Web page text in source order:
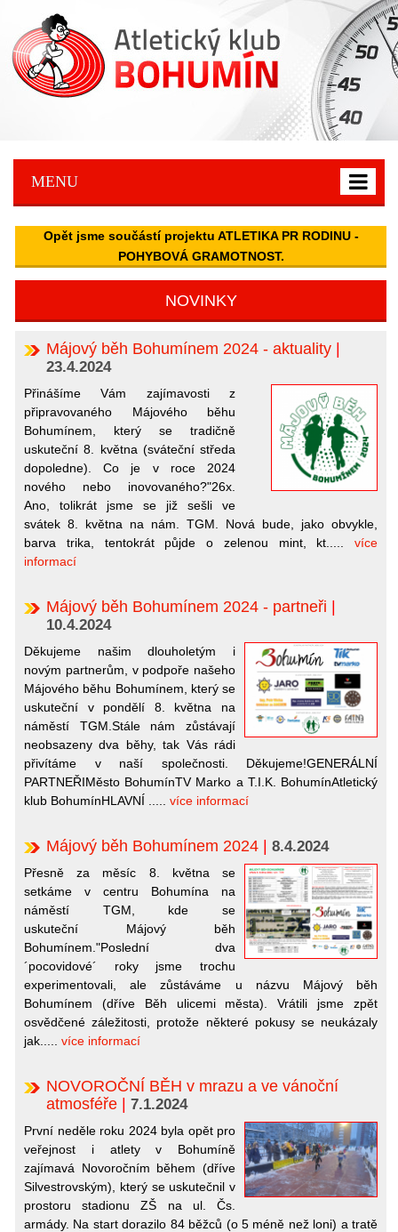
Atletický klub Bohumín
MENU
Opět jsme součástí projektu ATLETIKA PR RODINU -
POHYBOVÁ GRAMOTNOST.
NOVINKY
Májový běh Bohumínem 2024 - aktuality
23.4.2024
Přinášíme Vám zajímavosti z
připravovaného Májového běhu
Bohumínem, který se tradičně
uskuteční 8. května (sváteční středa
dopoledne). Co je v roce 2024
nového nebo inovovaného?"26x.
Ano, tolikrát jsme se již sešli ve
svátek 8. května na nám. TGM. Nová bude, jako obvykle,
barva trika, tentokrát půjde o zelenou mint, kt..... více
informací
Májový běh Bohumínem 2024 - partneři
10.4.2024
Děkujeme našim dlouholetým i
novým partnerům, v podpoře našeho
Májového běhu Bohumínem, který se
uskuteční v pondělí 8. května na
náměstí TGM.Stále nám zůstávají
neobsazeny dva běhy, tak Vás rádi
přivítáme v naší společnosti. Děkujeme!GENERÁLNÍ
PARTNEŘIMěsto BohumínTV Marko a T.I.K. BohumínAtletický
klub BohumínHLAVNÍ ..... více informací
Májový běh Bohumínem 2024 8.4.2024
Přesně za měsíc 8. května se
setkáme v centru Bohumína na
náměstí TGM, kde se
uskuteční Májový běh
Bohumínem."Poslední dva
´pocovidové´ roky jsme trochu
experimentovali, ale zůstáváme u názvu Májový běh
Bohumínem (dříve Běh ulicemi města). Vrátili jsme zpět
osvědčené záležitosti, protože některé pokusy se neukázaly
jak..... více informací
NOVOROČNÍ BĚH v mrazu a ve vánoční
atmosféře
7.1.2024
První neděle roku 2024 byla opět pro
veřejnost i atlety v Bohumíně
zajímavá Novoročním během (dříve
Silvestrovským), který se uskutečnil v
prostoru stadionu ZŠ na ul. Čs.
armády. Na start dorazilo 84 běžců (o 5 méně než loni) a tratě